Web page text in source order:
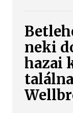
neki
hazai